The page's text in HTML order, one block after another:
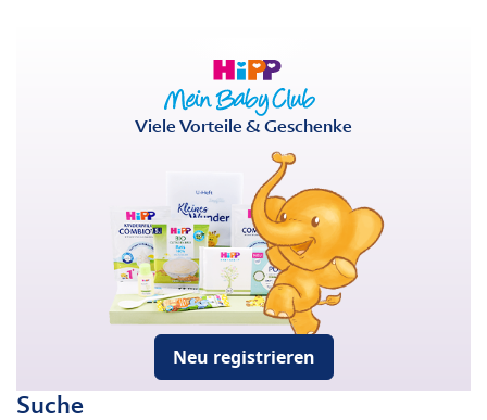
Viele Vorteile & Geschenke
Neu registrieren
Suche